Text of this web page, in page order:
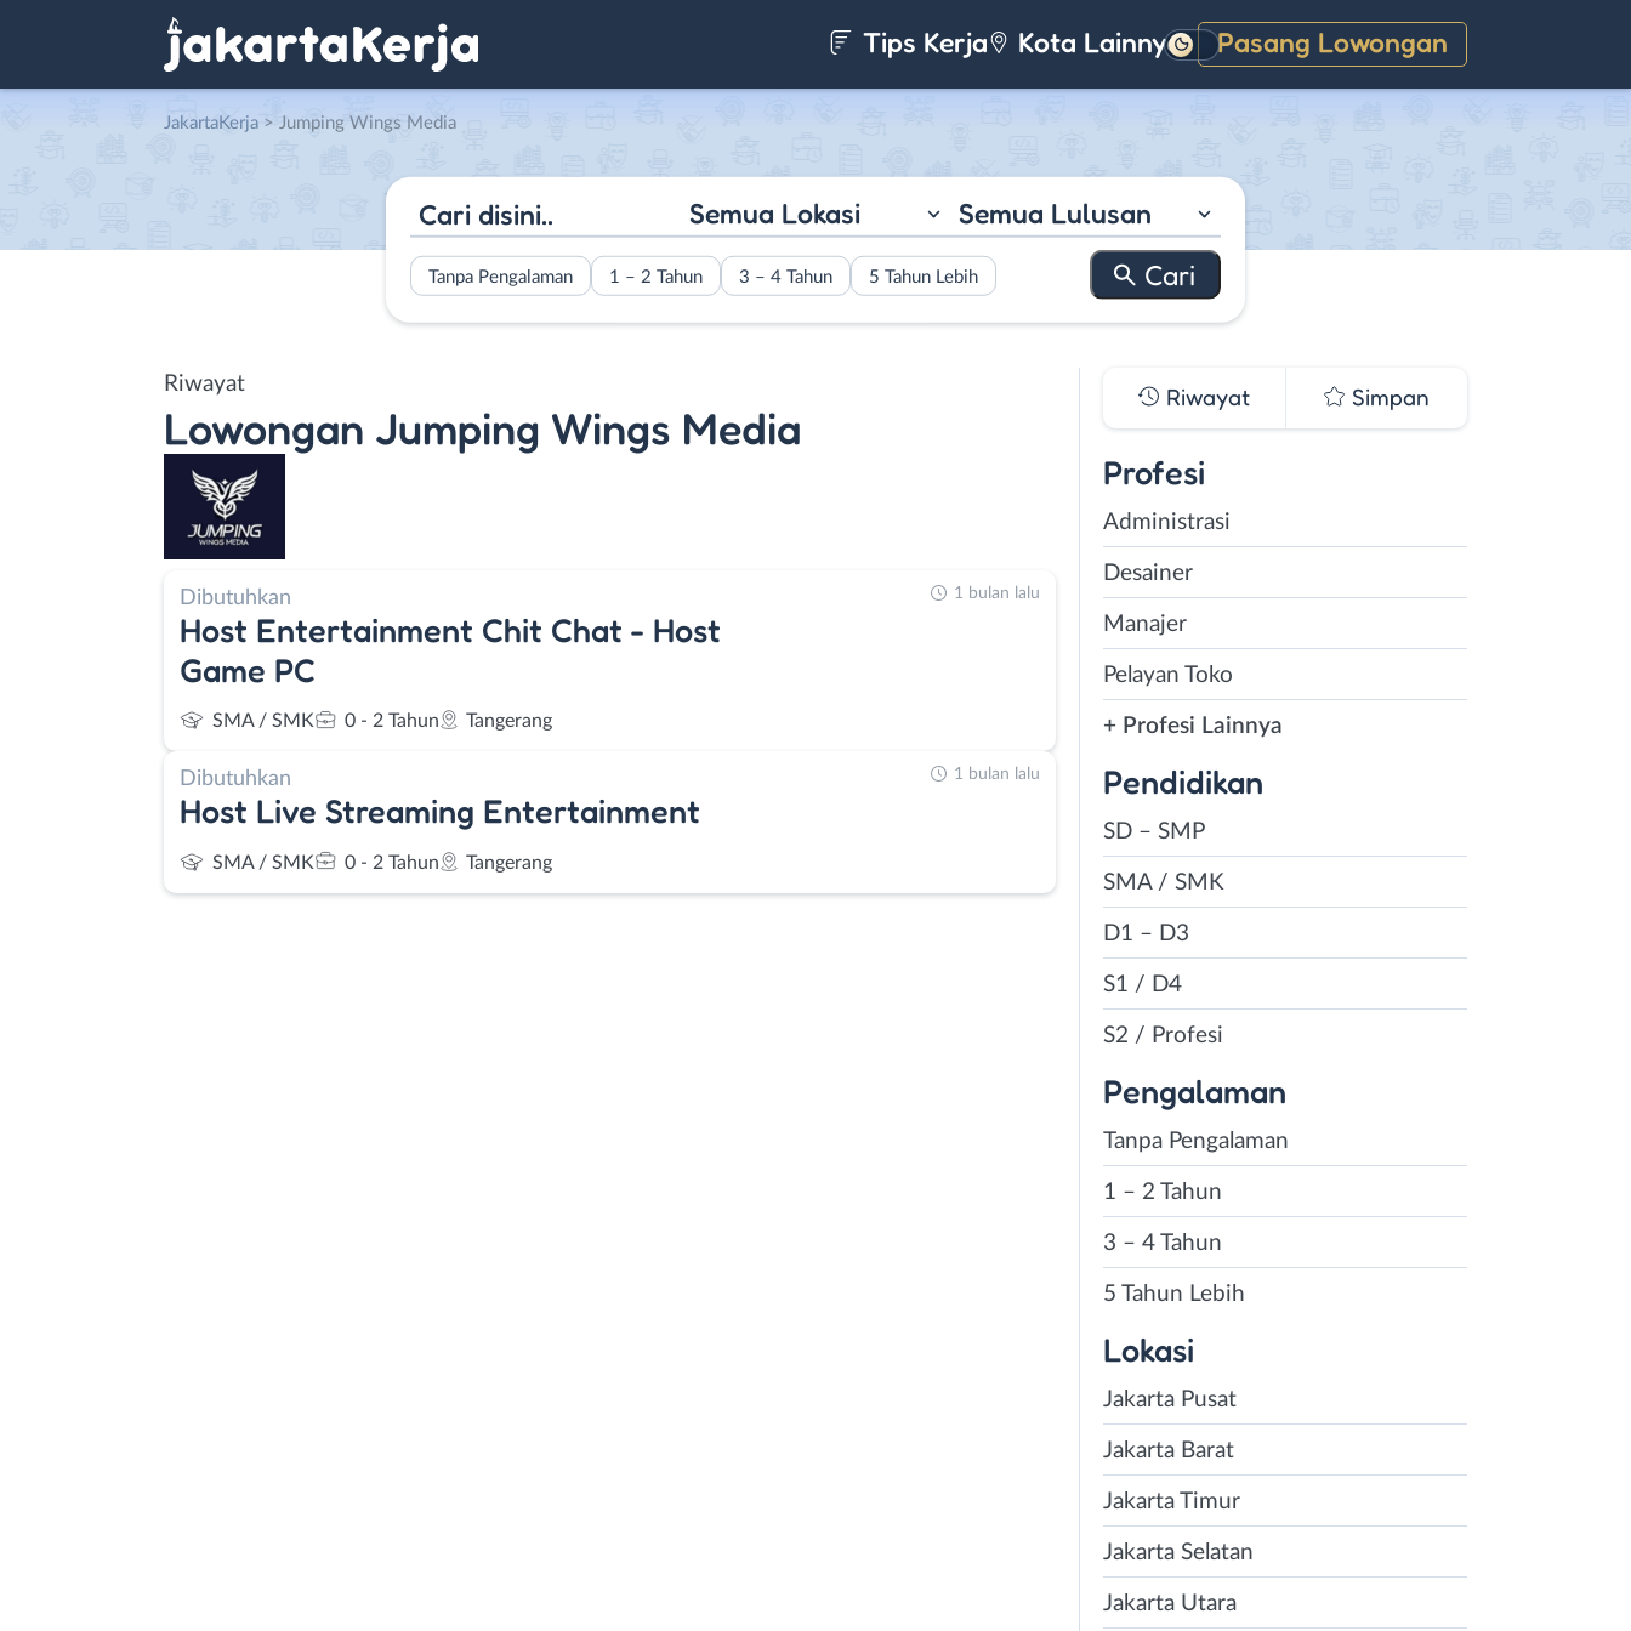
Tips Kerja Kota Lainnya Pasang Lowongan
Gelap
JakartaKerja > Jumping Wings Media
Semua Lokasi Semua Lulusan
Tanpa Pengalaman 1 – 2 Tahun 3 – 4 Tahun 5 Tahun Lebih
Riwayat
Lowongan Jumping Wings Media
Dibutuhkan
Host Entertainment Chit Chat - Host
Game PC
SMA / SMK 0 - 2 Tahun Tangerang
1 bulan lalu
Dibutuhkan
Host Live Streaming Entertainment
SMA / SMK 0 - 2 Tahun Tangerang
1 bulan lalu
Riwayat Simpan
Profesi
Administrasi
Desainer
Manajer
Pelayan Toko
+ Profesi Lainnya
Pendidikan
SD – SMP
SMA / SMK
D1 – D3
S1 / D4
S2 / Profesi
Pengalaman
Tanpa Pengalaman
1 – 2 Tahun
3 – 4 Tahun
5 Tahun Lebih
Lokasi
Jakarta Pusat
Jakarta Barat
Jakarta Timur
Jakarta Selatan
Jakarta Utara